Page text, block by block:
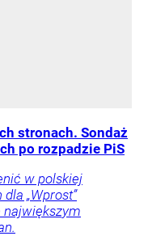
stronach. Sondaż
po rozpadzie PiS
w polskiej
„Wprost”
największym